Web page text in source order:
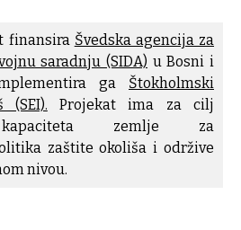
finansira Švedska agencija za
saradnju (SIDA) u Bosni i
ga Štokholmski
Projekat ima za cilj
kapaciteta zemlje za
zaštite okoliša i održive
nivou.